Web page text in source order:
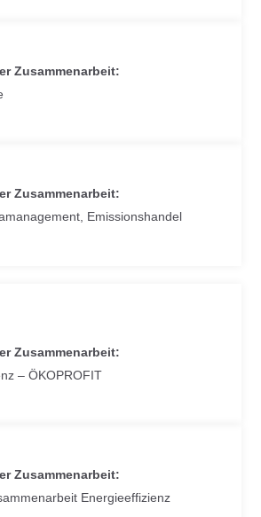
Zusammenarbeit:
Zusammenarbeit:
Emissionshandel
Zusammenarbeit:
– ÖKOPROFIT
Zusammenarbeit:
Energieeffizienz